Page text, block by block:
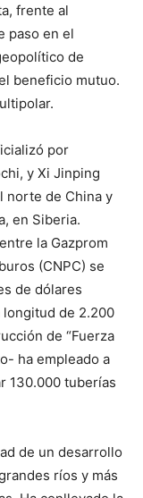
frente al
paso en el
de
beneficio mutuo.
por
y Xi Jinping
norte de China y
en Siberia.
la Gazprom
(CNPC) se
de dólares
de 2.200
de “Fuerza
ha empleado a
130.000 tuberías
de un desarrollo
ríos y más